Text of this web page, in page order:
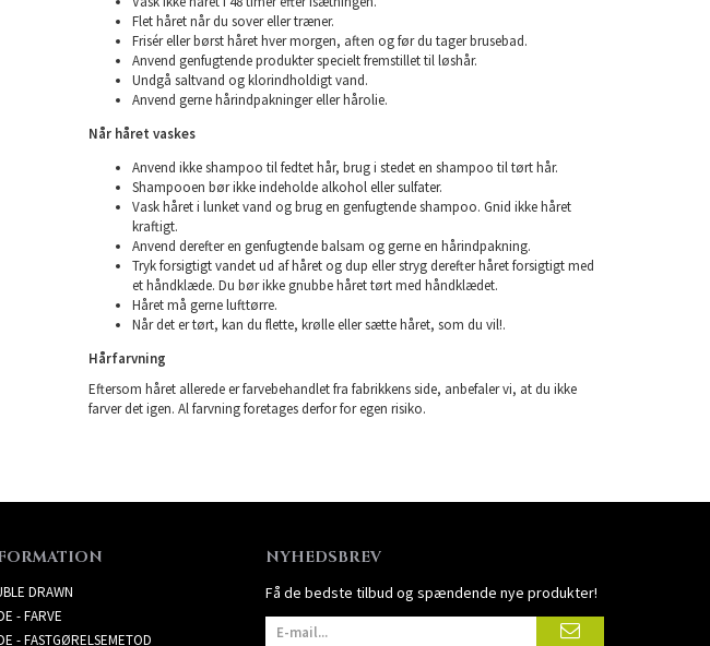
Flet håret når du sover eller træner.
Frisér eller børst håret hver morgen, aften og før du tager brusebad.
Anvend genfugtende produkter specielt fremstillet til løshår.
Undgå saltvand og klorindholdigt vand.
Anvend gerne hårindpakninger eller hårolie.
Når håret vaskes
Anvend ikke shampoo til fedtet hår, brug i stedet en shampoo til tørt hår.
Shampooen bør ikke indeholde alkohol eller sulfater.
Vask håret i lunket vand og brug en genfugtende shampoo. Gnid ikke håret
kraftigt.
Anvend derefter en genfugtende balsam og gerne en hårindpakning.
Tryk forsigtigt vandet ud af håret og dup eller stryg derefter håret forsigtigt med
et håndklæde. Du bør ikke gnubbe håret tørt med håndklædet.
Håret må gerne lufttørre.
Når det er tørt, kan du flette, krølle eller sætte håret, som du vil!.
Hårfarvning
Eftersom håret allerede er farvebehandlet fra fabrikkens side, anbefaler vi, at du ikke
farver det igen. Al farvning foretages derfor for egen risiko.
DRAWN
- FARVE
- FASTGØRELSEMETOD
NYHEDSBREV
Få de bedste tilbud og spændende nye produkter!